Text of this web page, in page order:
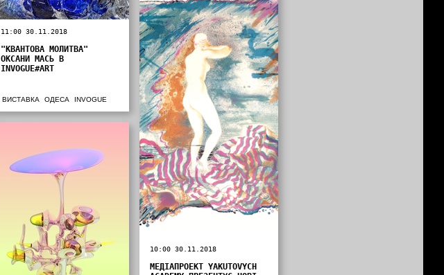
11:00 30.11.2018
"КВАНТОВА МОЛИТВА"
ОКСАНИ МАСЬ В
INVOGUE#ART
ВИСТАВКА ОДЕСА INVOGUE
10:00 30.11.2018
МЕДІАПРОЕКТ YAKUTOVYCH